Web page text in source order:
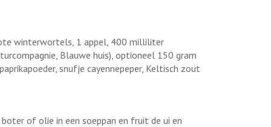
winterwortels, 1 appel, 400 milliliter
Blauwe huis), optioneel 150 gram
snufje cayennepeper, Keltisch zout
of olie in een soeppan en fruit de ui en